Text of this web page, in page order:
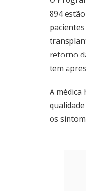
894
retorno
tem
A médica
os